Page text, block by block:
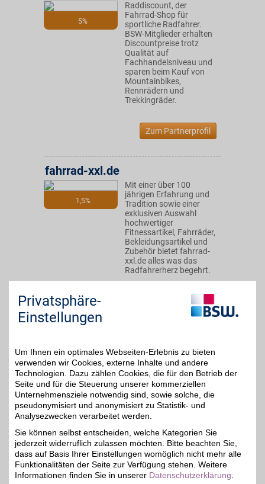
5%
Raddiscount, der
Fahrrad-Shop für
sportliche Radfahrer.
BSW-Mitglieder erhalten
Discountpreise trotz
Qualität auf
Fachhandelsniveau und
sparen beim Kauf von
Mountainbikes,
Rennrädern und
Trekkingräder.
Zum Partnerprofil
1,5%
fahrrad-xxl.de
Mit einer über 100
jährigen Erfahrung und
Tradition sowie einer
exklusiven Auswahl
hochwertiger
Fitnessartikel, Fahrräder,
Bekleidungsartikel und
Zubehör bietet fahrrad-
xxl.de alles was das
Radfahrerherz begehrt.
2%
FaFit24 - Ihr Fahrrad-
Fitness-Discount mit einer
großen Auswahl
bekannter Marken: über
2.000 Fahrräder, 800 E-
Bikes und
Elektrofahrräder, 200
Fitnessgeräte sowie
10.000 Zubehörteile mit
BSW-Vorteil kaufen.
Zum Partnerprofil
Privatsphäre-
Einstellungen
Um Ihnen ein optimales Webseiten-Erlebnis zu bieten
verwenden wir Cookies, externe Inhalte und andere
Technologien. Dazu zählen Cookies, die für den Betrieb der
Seite und für die Steuerung unserer kommerziellen
Unternehmensziele notwendig sind, sowie solche, die
pseudonymisiert und anonymisiert zu Statistik- und
Analysezwecken verarbeitet werden.
Sie können selbst entscheiden, welche Kategorien Sie
jederzeit widerruflich zulassen möchten. Bitte beachten Sie,
dass auf Basis Ihrer Einstellungen womöglich nicht mehr alle
Funktionalitäten der Seite zur Verfügung stehen. Weitere
Informationen finden Sie in unserer Datenschutzerklärung